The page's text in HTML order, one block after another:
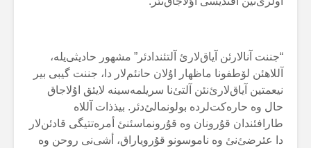
“جننت آنالارئن آیاق‌لارئ آلتئندادئر” مشهور حادیثی‌یلە،
آللاهئن لۆطفونا ماظهار اۇلان حانئم‌لار دا، جننت گیبی بیر
نیعمتین آیاق‌لارئ‌نئن آلتئ‌نا سریلمەسینە لایئق اۇلاجاق
حال وە حارەکت‌لردە بولونمالئ‌دئر. بیذذات آللاە
طارافئندان قۇرونان وە قۇرونماسئنئ أمرەتتیگی قادئن‌لار
دا عئرضئ‌نئ وە ناموسونو قۇرویاراق، أشی‌نی روحن وە